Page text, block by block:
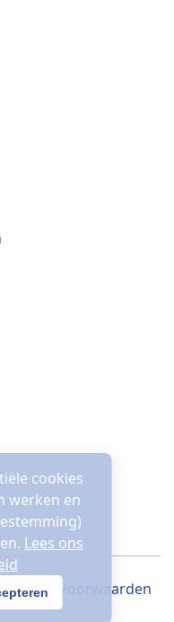
Voorwaarden
cookies
werken en
Lees ons